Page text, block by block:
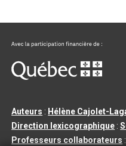
Auteurs : Hélène Cajolet-
Direction lexicographique :
Professeurs collaborateurs